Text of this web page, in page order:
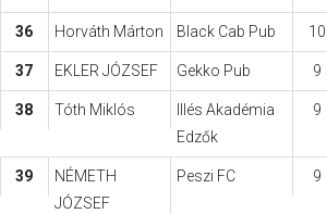
36 Horváth Márton Black Cab Pub 10
37 EKLER JÓZSEF Gekko Pub 9
38 Tóth Miklós
Illés Akadémia
Edzők
9
39
NÉMETH
JÓZSEF
Peszi FC 9